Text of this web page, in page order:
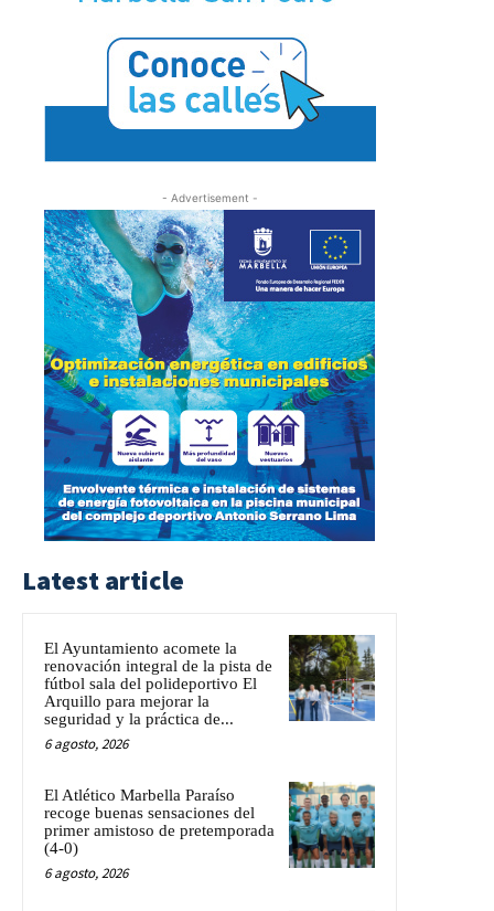
- Advertisement -
Latest article
El Ayuntamiento acomete la
renovación integral de la pista de
fútbol sala del polideportivo El
Arquillo para mejorar la
seguridad y la práctica de...
6 agosto, 2026
El Atlético Marbella Paraíso
recoge buenas sensaciones del
primer amistoso de pretemporada
(4-0)
6 agosto, 2026